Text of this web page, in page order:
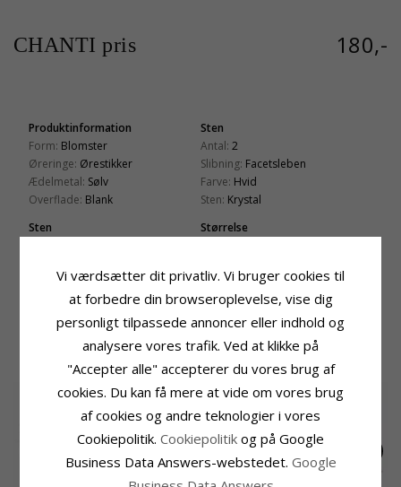
CHANTI pris 180,-
Produktinformation
Form: Blomster
Øreringe: Ørestikker
Ædelmetal: Sølv
Overflade: Blank
Sten
Antal: 2
Slibning: Facetsleben
Farve: Hvid
Sten: Krystal
Sten
Emalje
Størrelse
Leveringstid
Leveringstid:
2-3 Hverdage
KUNDER DER HAR KØBT DENNE HAR
Vi værdsætter dit privatliv. Vi bruger cookies til
at forbedre din browseroplevelse, vise dig
personligt tilpassede annoncer eller indhold og
analysere vores trafik. Ved at klikke på
"Accepter alle" accepterer du vores brug af
cookies. Du kan få mere at vide om vores brug
af cookies og andre teknologier i vores
Cookiepolitik. Cookiepolitik og på Google
Business Data Answers-webstedet. Google